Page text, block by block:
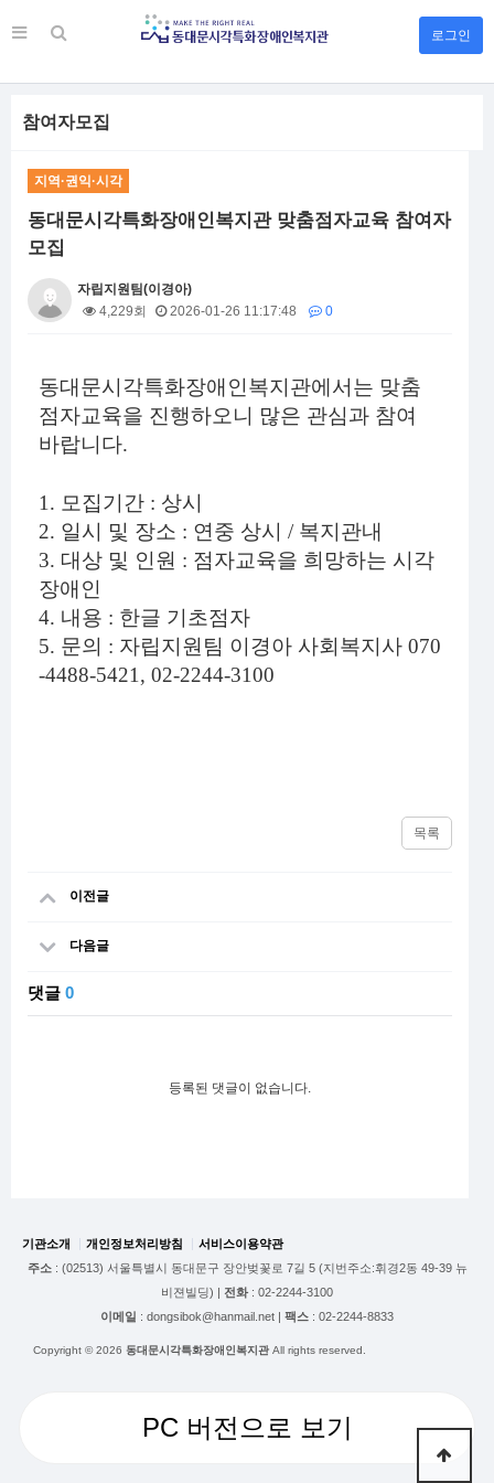
로그인
참여자모집
지역·권익·시각
동대문시각특화장애인복지관 맞춤점자교육 참여자
모집
자립지원팀(이경아)
4,229회
2026-01-26 11:17:48 0
동대문시각특화장애인복지관에서는 맞춤
점자교육을 진행하오니 많은 관심과 참여
바랍니다.
1. 모집기간 : 상시
2. 일시 및 장소 : 연중 상시 / 복지관내
3. 대상 및 인원 : 점자교육을 희망하는 시각
장애인
4. 내용 : 한글 기초점자
5. 문의 : 자립지원팀 이경아 사회복지사 070
-4488-5421, 02-2244-3100
목록
이전글
다음글
댓글 0
등록된 댓글이 없습니다.
기관소개 개인정보처리방침
서비스이용약관
주소: (02513) 서울특별시 동대문구 장안벚꽃로 7길 5 (지번주소:휘경2동 49-39 뉴
비젼빌딩) | 전화: 02-2244-3100
이메일 : dongsibok@hanmail.net | 팩스 : 02-2244-8833
Copyright © 2026 동대문시각특화장애인복지관 All rights reserved.
PC 버전으로 보기